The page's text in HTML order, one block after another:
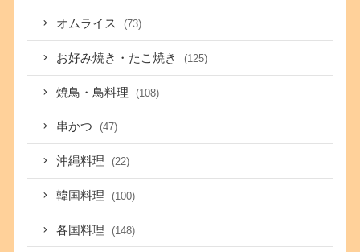
オムライス (73)
お好み焼き・たこ焼き (125)
焼鳥・鳥料理 (108)
串かつ (47)
沖縄料理 (22)
韓国料理 (100)
各国料理 (148)